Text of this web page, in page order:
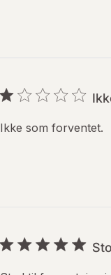
Ikke som forventet.